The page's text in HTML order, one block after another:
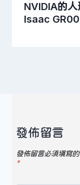
NVIDIA的
Isaac
發佈留言
發佈留言必須填寫
*